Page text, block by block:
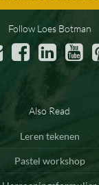
Follow Loes Botman
Also Read
Leren tekenen
Pastel workshop